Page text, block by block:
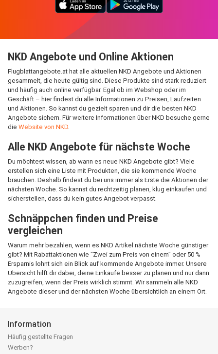
NKD Angebote und Online Aktionen
Flugblattangebote.at hat alle aktuellen NKD Angebote und Aktionen
gesammelt, die heute gültig sind. Diese Produkte sind stark reduziert
und häufig auch online verfügbar. Egal ob im Webshop oder im
Geschäft – hier findest du alle Informationen zu Preisen, Laufzeiten
und Aktionen. So kannst du gezielt sparen und dir die besten NKD
Angebote sichern. Für weitere Informationen über NKD besuche gerne
die Website von NKD
Alle NKD Angebote für nächste Woche
Du möchtest wissen, ab wann es neue NKD Angebote gibt? Viele
erstellen sich eine Liste mit Produkten, die sie kommende Woche
brauchen. Deshalb findest du bei uns immer als Erste die Aktionen der
nächsten Woche. So kannst du rechtzeitig planen, klug einkaufen und
sicherstellen, dass du kein gutes Angebot verpasst.
Schnäppchen finden und Preise
vergleichen
Warum mehr bezahlen, wenn es NKD Artikel nächste Woche günstiger
gibt? Mit Rabattaktionen wie "Zwei zum Preis von einem" oder 50 %
Ersparnis lohnt sich ein Blick auf kommende Angebote immer. Unsere
Übersicht hilft dir dabei, deine Einkäufe besser zu planen und nur dann
zuzugreifen, wenn der Preis wirklich stimmt. Wir sammeln alle NKD
Angebote dieser und der nächsten Woche übersichtlich an einem Ort.
Information
Häufig gestellte Fragen
Werben?